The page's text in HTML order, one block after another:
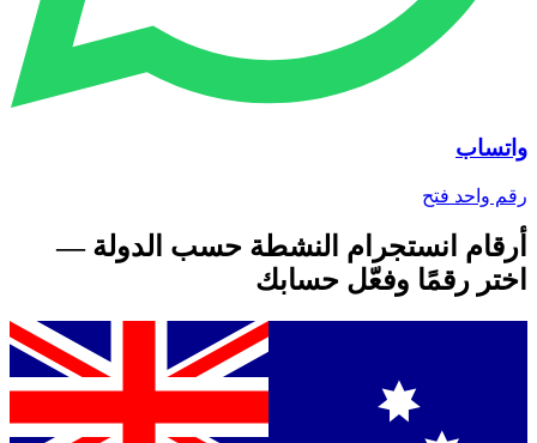
واتساب
رقم واحد فتح
أرقام انستجرام النشطة حسب الدولة —
اختر رقمًا وفعّل حسابك